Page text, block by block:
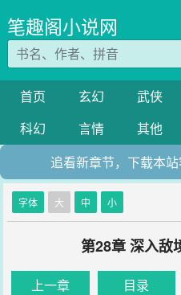
笔趣阁小说网
首页 玄幻 武侠
科幻
言情 其他
追看新章节，下载本
字体 大 中 小
第28章 深入敌
上一章 目录